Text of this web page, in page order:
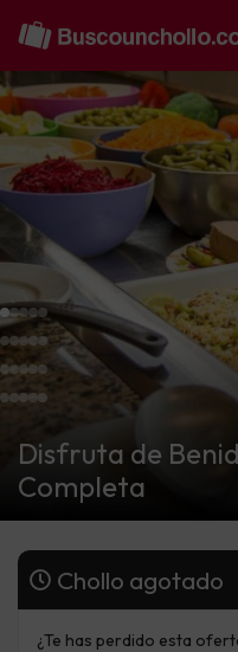
Disfruta de
Completa
Chollo agotado
¿Te has perdido esta